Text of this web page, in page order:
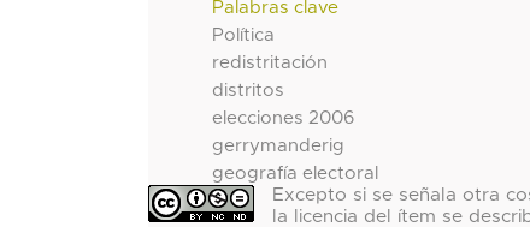
Palabras clave
Política
redistritación
distritos
elecciones 2006
gerrymanderig
geografía electoral
Excepto si se señala otra
la licencia del ítem se